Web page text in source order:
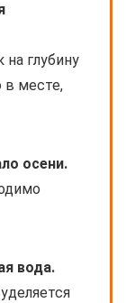
глубину
в месте,
осени.
вода.